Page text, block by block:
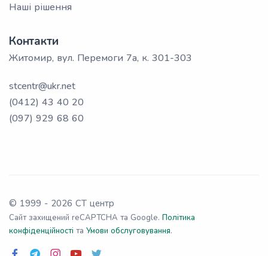
Наші рішення
Контакти
Житомир, вул. Перемоги 7а, к. 301-303
stcentr@ukr.net
(0412) 43 40 20
(097) 929 68 60
© 1999 - 2026 СТ центр
Сайт захищений reCAPTCHA та Google. Політика
конфіденційності та Умови обслуговування.